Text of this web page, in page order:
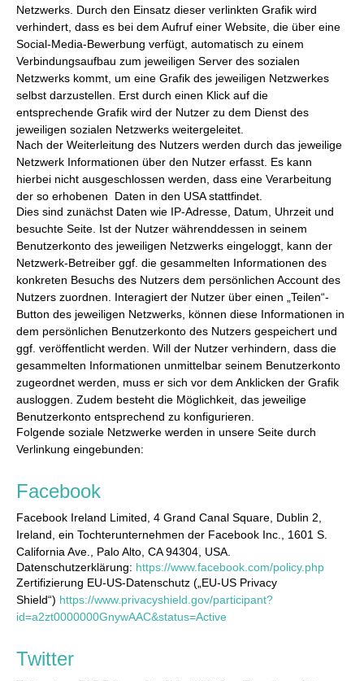
Netzwerks. Durch den Einsatz dieser verlinkten Grafik wird
verhindert, dass es bei dem Aufruf einer Website, die über eine
Social-Media-Bewerbung verfügt, automatisch zu einem
Verbindungsaufbau zum jeweiligen Server des sozialen
Netzwerks kommt, um eine Grafik des jeweiligen Netzwerkes
selbst darzustellen. Erst durch einen Klick auf die
entsprechende Grafik wird der Nutzer zu dem Dienst des
jeweiligen sozialen Netzwerks weitergeleitet.
Nach der Weiterleitung des Nutzers werden durch das jeweilige
Netzwerk Informationen über den Nutzer erfasst. Es kann
hierbei nicht ausgeschlossen werden, dass eine Verarbeitung
der so erhobenen Daten in den USA stattfindet.
Dies sind zunächst Daten wie IP-Adresse, Datum, Uhrzeit und
besuchte Seite. Ist der Nutzer währenddessen in seinem
Benutzerkonto des jeweiligen Netzwerks eingeloggt, kann der
Netzwerk-Betreiber ggf. die gesammelten Informationen des
konkreten Besuchs des Nutzers dem persönlichen Account des
Nutzers zuordnen. Interagiert der Nutzer über einen „Teilen“-
Button des jeweiligen Netzwerks, können diese Informationen in
dem persönlichen Benutzerkonto des Nutzers gespeichert und
ggf. veröffentlicht werden. Will der Nutzer verhindern, dass die
gesammelten Informationen unmittelbar seinem Benutzerkonto
zugeordnet werden, muss er sich vor dem Anklicken der Grafik
ausloggen. Zudem besteht die Möglichkeit, das jeweilige
Benutzerkonto entsprechend zu konfigurieren.
Folgende soziale Netzwerke werden in unsere Seite durch
Verlinkung eingebunden:
Facebook
Facebook Ireland Limited, 4 Grand Canal Square, Dublin 2,
Ireland, ein Tochterunternehmen der Facebook Inc., 1601 S.
California Ave., Palo Alto, CA 94304, USA.
Datenschutzerklärung: https://www.facebook.com/policy.php
Zertifizierung EU-US-Datenschutz („EU-US Privacy
Shield“) https://www.privacyshield.gov/participant?
id=a2zt0000000GnywAAC&status=Active
Twitter